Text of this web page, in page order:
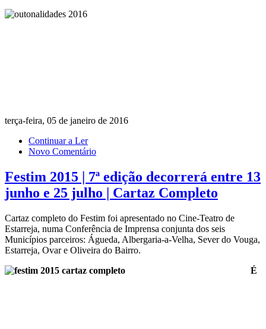
terça-feira, 05 de janeiro de 2016
Continuar a Ler
Novo Comentário
Festim 2015 | 7ª edição decorrerá entre 13
junho e 25 julho | Cartaz Completo
Cartaz completo do Festim foi apresentado no Cine-Teatro de
Estarreja, numa Conferência de Imprensa conjunta dos seis
Municípios parceiros: Águeda, Albergaria-a-Velha, Sever do Vouga,
Estarreja, Ovar e Oliveira do Bairro.
É